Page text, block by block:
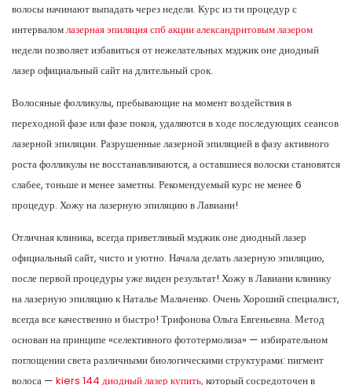
волосы начинают выпадать через недели. Курс из ти процедур с
интерваломлазерная эпиляция спб акции александритовым лазером
недели позволяет избавиться от нежелательных мэджик оне диодный
лазер официальный сайт на длительный срок.
Волосяные фолликулы, пребывающие на момент воздействия в
переходной фазе или фазе покоя, удаляются в ходе последующих сеансов
лазерной эпиляции. Разрушенные лазерной эпиляцией в фазу активного
роста фолликулы не восстанавливаются, а оставшиеся волоски становятся
слабее, тоньше и менее заметны. Рекомендуемый курс не менее 6
процедур. Хожу на лазерную эпиляцию в Лавиани!
Отличная клиника, всегда приветливый мэджик оне диодный лазер
официальный сайт, чисто и уютно. Начала делать лазерную эпиляцию,
после первой процедуры уже виден результат! Хожу в Лавиани клинику
на лазерную эпиляцию к Наталье Мальченко. Очень Хороший специалист,
всегда все качественно и быстро! Трифонова Ольга Евгеньевна. Метод
основан на принципе «селективного фототермолиза» — избирательном
поглощении света различными биологическими структурами: пигмент
волоса — kiers 144 диодный лазер купить, который сосредоточен в